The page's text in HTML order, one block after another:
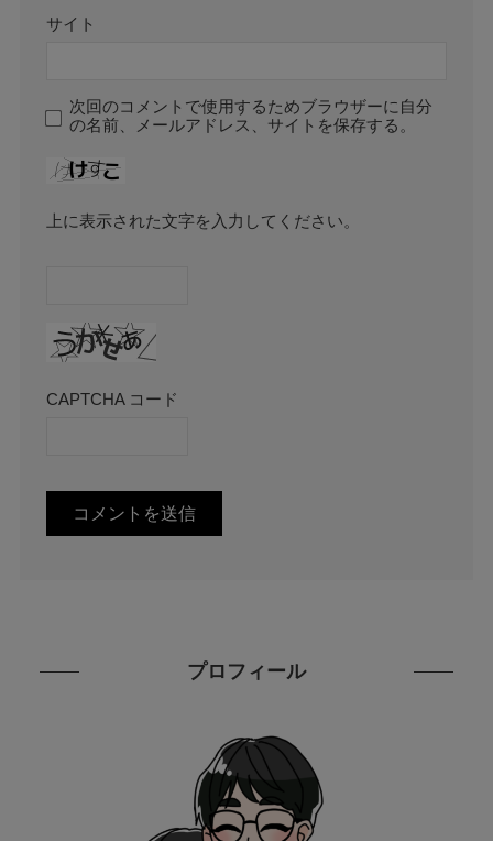
サイト
次回のコメントで使用するためブラウザーに自分
の名前、メールアドレス、サイトを保存する。
上に表示された文字を入力してください。
CAPTCHA コード
プロフィール